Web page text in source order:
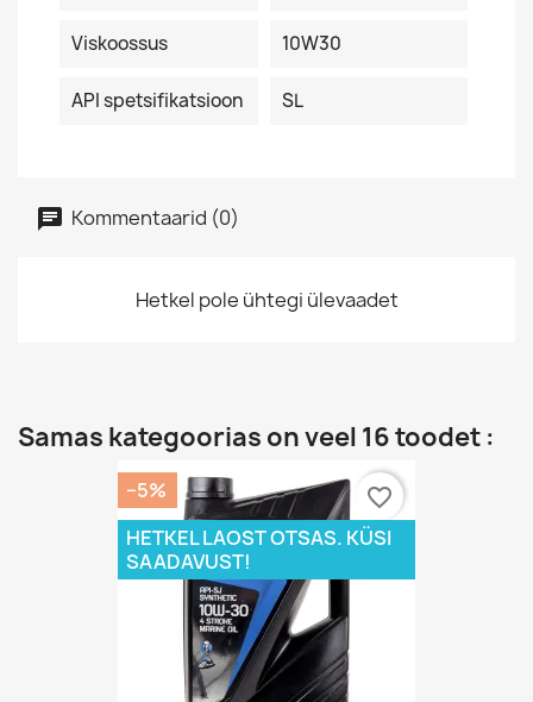
Viskoossus 10W30
API spetsifikatsioon SL
Kommentaarid (0)
Hetkel pole ühtegi ülevaadet
Samas kategoorias on veel 16 toodet :
−5%
HETKEL LAOST OTSAS. KÜSI
SAADAVUST!
favorite_border